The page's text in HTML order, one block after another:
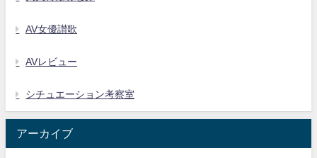
AV女優讃歌
AVレビュー
シチュエーション考察室
アーカイブ